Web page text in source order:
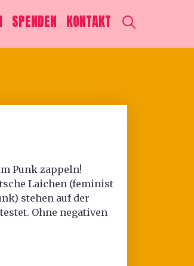
SPENDEN KONTAKT
Punk zappeln!
Laichen (feminist
stehen auf der
Ohne negativen